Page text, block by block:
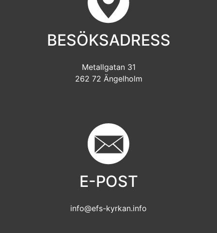
BESÖKSADRESS
Metallgatan 31
262 72 Ängelholm
E-POST
info@efs-kyrkan.info